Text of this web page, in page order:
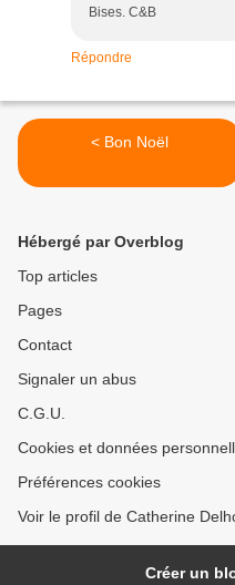
Bises. C&B
Répondre
< Bon Noël
Hébergé par Overblog
Top articles
Pages
Contact
Signaler un abus
C.G.U.
Cookies et données
Préférences cookies
Voir le profil de Catherine
Créer un